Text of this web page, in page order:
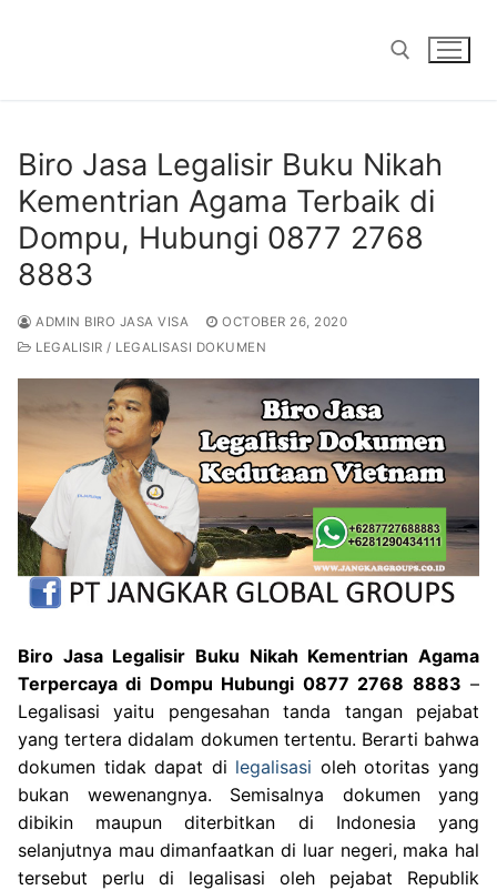
Biro Jasa Legalisir Buku Nikah
Kementrian Agama Terbaik di
Dompu, Hubungi 0877 2768
8883
ADMIN BIRO JASA VISA
OCTOBER 26, 2020
LEGALISIR / LEGALISASI DOKUMEN
Biro Jasa Legalisir Buku Nikah Kementrian Agama
Terpercaya di Dompu Hubungi 0877 2768 8883 –
Legalisasi yaitu pengesahan tanda tangan pejabat
yang tertera didalam dokumen tertentu. Berarti bahwa
dokumen tidak dapat di legalisasi oleh otoritas yang
bukan wewenangnya. Semisalnya dokumen yang
dibikin maupun diterbitkan di Indonesia yang
selanjutnya mau dimanfaatkan di luar negeri, maka hal
tersebut perlu di legalisasi oleh pejabat Republik